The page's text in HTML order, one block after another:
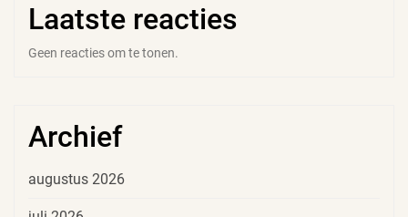
Laatste reacties
Geen reacties om te tonen.
Archief
augustus 2026